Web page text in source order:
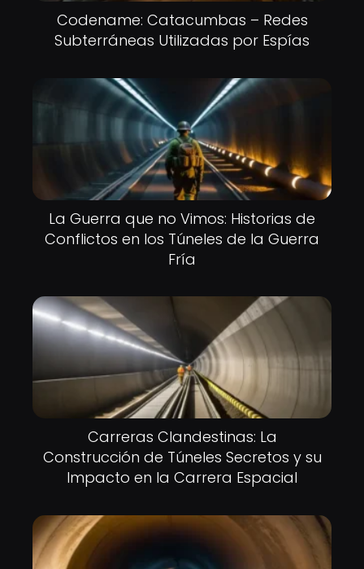
Codename: Catacumbas – Redes
Subterráneas Utilizadas por Espías
La Guerra que no Vimos: Historias de
Conflictos en los Túneles de la Guerra
Fría
Carreras Clandestinas: La
Construcción de Túneles Secretos y su
Impacto en la Carrera Espacial